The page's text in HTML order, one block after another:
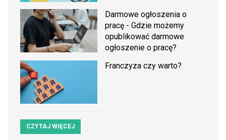
Darmowe ogłoszenia o
pracę - Gdzie możemy
opublikować darmowe
ogłoszenie o pracę?
Franczyza czy warto?
CZYTAJ WIĘCEJ